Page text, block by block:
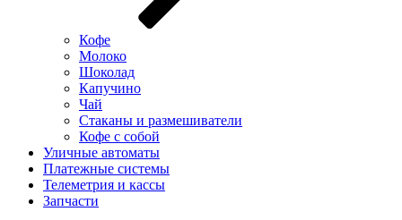
Кофе
Молоко
Шоколад
Капучино
Чай
Стаканы и размешиватели
Кофе с собой
Уличные автоматы
Платежные системы
Телеметрия и кассы
Запчасти